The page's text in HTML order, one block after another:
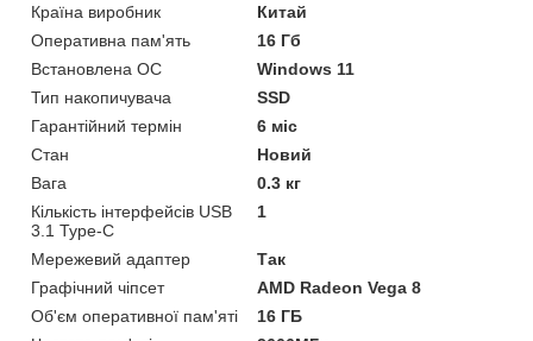
Країна виробник
Китай
Оперативна пам'ять
16 Гб
Встановлена ОС
Windows 11
Тип накопичувача
SSD
Гарантійний термін
6 міс
Стан
Новий
Вага
0.3 кг
Кількість інтерфейсів USB
3.1 Type-C
1
Мережевий адаптер
Так
Графічний чіпсет
AMD Radeon Vega 8
Об'єм оперативної пам'яті
16 ГБ